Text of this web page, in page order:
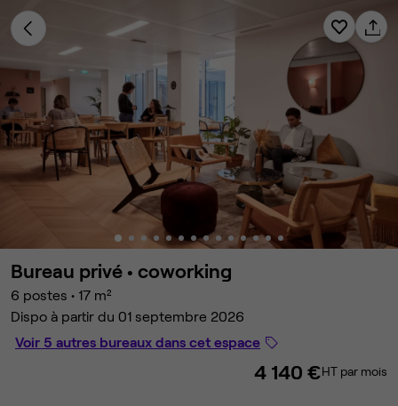
Bureau privé • coworking
6 postes • 17 m²
Dispo à partir du 01 septembre 2026
Voir 5 autres bureaux dans cet espace
4 140 €HT par mois